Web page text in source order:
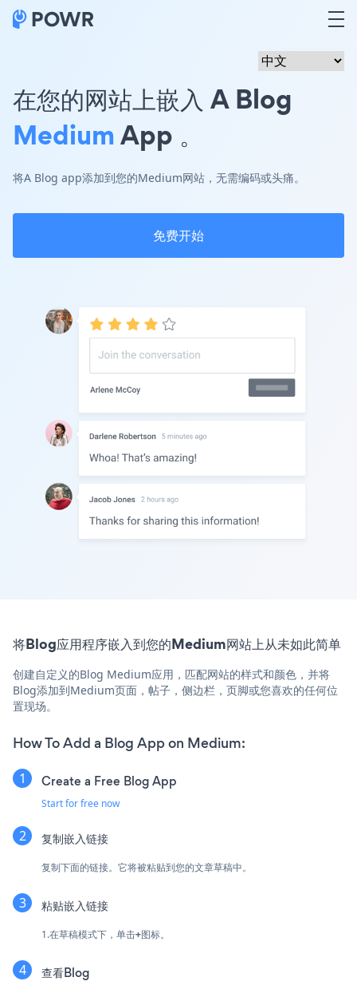
在您的网站上嵌入 A Blog
MediumApp 。
将A Blog app添加到您的Medium网站，无需编码或头痛。
免费开始
将Blog应用程序嵌入到您的Medium网站上从未如此简单
创建自定义的Blog Medium应用，匹配网站的样式和颜色，并将
Blog添加到Medium页面，帖子，侧边栏，页脚或您喜欢的任何位
置现场。
How To Add a Blog App on Medium:
Create a Free Blog App
Start for free now
复制嵌入链接
复制下面的链接。它将被粘贴到您的文章草稿中。
粘贴嵌入链接
1.在草稿模式下，单击+图标。
查看Blog